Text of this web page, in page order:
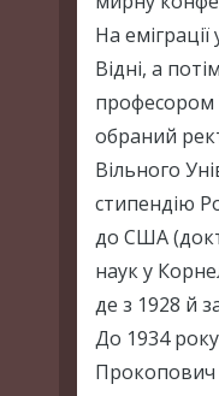
На
Відні, а
професором
обраний
Вільного
стипендію
до США
наук у
де з 1928 й
До 1934